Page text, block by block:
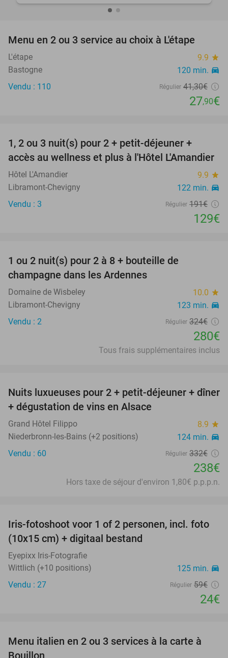
Menu en 2 ou 3 service au choix à L'étape
L'étape 9.9 star
Bastogne 120 min. directions_car
Vendu : 110 Régulier 41,30€
27,90€
TODAY
1, 2 ou 3 nuit(s) pour 2 + petit-déjeuner +
accès au wellness et plus à l'Hôtel L'Amandier
Hôtel L'Amandier 9.9 star
Libramont-Chevigny 122 min. directions_car
Vendu : 3 Régulier 191€
129€
1 ou 2 nuit(s) pour 2 à 8 + bouteille de
champagne dans les Ardennes
Domaine de Wisbeley 10.0 star
Libramont-Chevigny 123 min. directions_car
Vendu : 2 Régulier 324€
280€
Tous frais supplémentaires inclus
28%
Nuits luxueuses pour 2 + petit-déjeuner + dîner
+ dégustation de vins en Alsace
Grand Hôtel Filippo 8.9 star
Niederbronn-les-Bains (+2 positions) 124 min. directions_car
Vendu : 60 Régulier 332€
238€
Hors taxe de séjour d'environ 1,80€ p.p.p.n.
59%
Iris-fotoshoot voor 1 of 2 personen, incl. foto
(10x15 cm) + digitaal bestand
Eyepixx Iris-Fotografie
Wittlich (+10 positions)
125 min. directions_car
Vendu : 27 Régulier 59€
24€
39%
Menu italien en 2 ou 3 services à la carte à
Bouillon